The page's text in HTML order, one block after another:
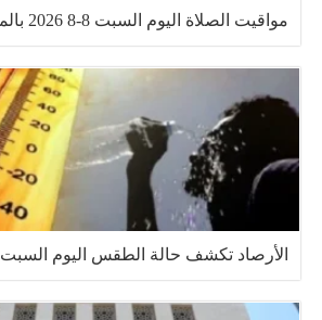
مواقيت الصلاة اليوم السبت 8-8 2026 بالمحافظات
الأرصاد تكشف حالة الطقس اليوم السبت 8 أغسطس 2026